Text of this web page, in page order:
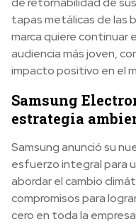
tapas metálicas de las
marca quiere continuar
audiencia más joven,
impacto positivo en el
Samsung
estrategia
Samsung anunció su
esfuerzo integral para
abordar el cambio
compromisos para
cero en toda la